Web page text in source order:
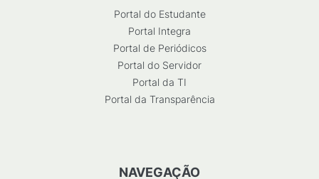
Portal do Estudante
Portal Integra
Portal de Periódicos
Portal do Servidor
Portal da TI
Portal da Transparência
NAVEGAÇÃO